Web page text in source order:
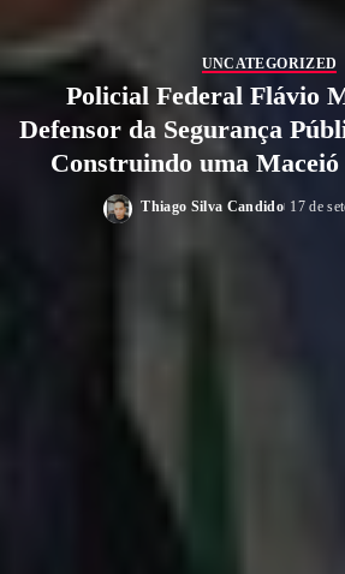
UNCATEGORIZED
Policial Federal Flávio
Defensor da Segurança
Construindo uma
Posted
Thiago Silva Candido 17 de